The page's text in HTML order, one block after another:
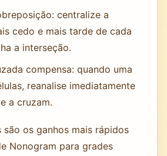
centralize a
cedo e mais tarde de cada
a interseção.
compensa: quando uma
reanalise imediatamente
a cruzam.
são os ganhos mais rápidos
Nonogram para grades